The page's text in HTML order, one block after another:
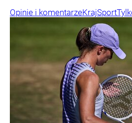
Opinie i komentarzeKrajSport